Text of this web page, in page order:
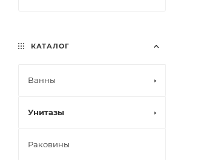
КАТАЛОГ
Ванны
Унитазы
Раковины